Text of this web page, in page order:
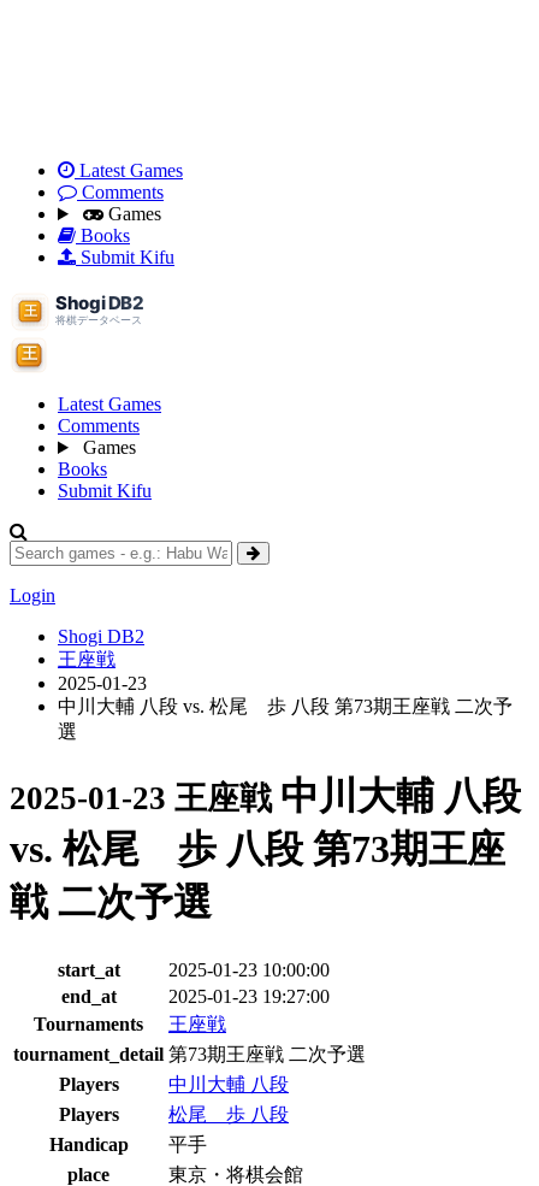
Latest Games
Comments
Games
Books
Submit Kifu
Latest Games
Comments
Games
Books
Submit Kifu
Login
Shogi DB2
王座戦
2025-01-23
中川大輔 八段 vs. 松尾 歩 八段 第73期王座戦 二次予
選
2025-01-23 王座戦 中川大輔 八段
vs. 松尾 歩 八段 第73期王座
戦 二次予選
start_at
2025-01-23 10:00:00
end_at
2025-01-23 19:27:00
Tournaments
王座戦
tournament_detail 第73期王座戦 二次予選
Players
中川大輔 八段
Players
松尾 歩 八段
Handicap
平手
place
東京・将棋会館